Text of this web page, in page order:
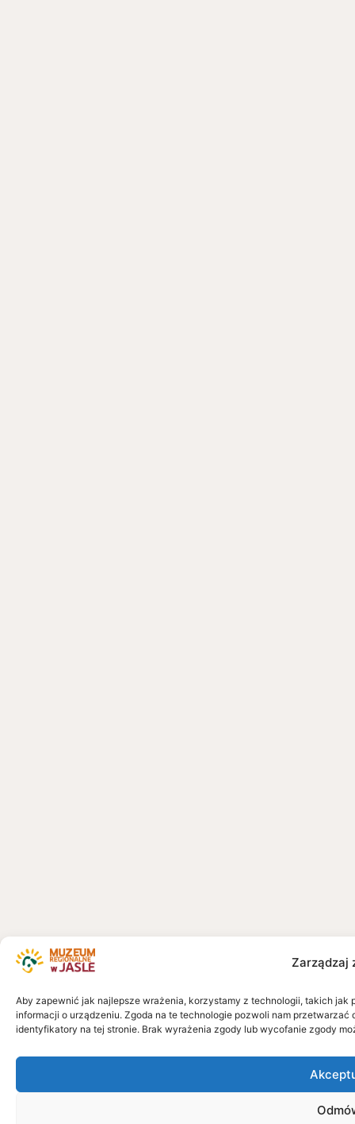
Zarządzaj
Aby zapewnić jak najlepsze wrażenia, korzystamy z technologii, takich
informacji o urządzeniu. Zgoda na te technologie pozwoli nam
identyfikatory na tej stronie. Brak wyrażenia zgody lub wycofanie zgody